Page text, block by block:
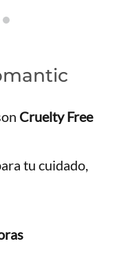
Cruelty Free
tu cuidado,